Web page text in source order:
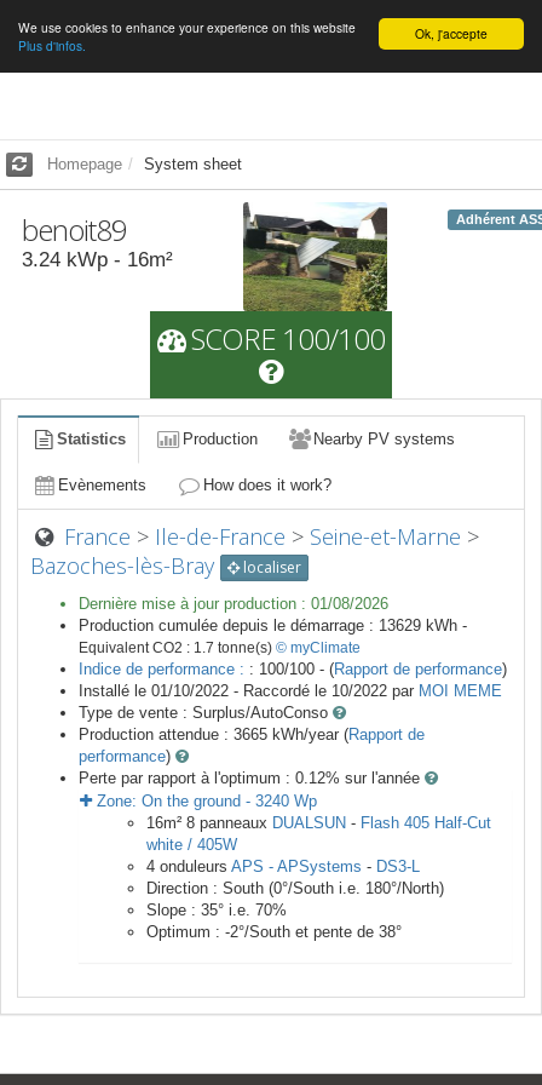
English Ok, j'accepte
We use cookies to enhance your experience on this website
Plus d'infos.
Homepage System sheet
benoit89
3.24 kWp - 16m²
Adhérent
SCORE 100/100
Statistics Production Nearby PV systems
Evènements How does it work?
France > Ile-de-France > Seine-et-Marne >
Bazoches-lès-Bray
localiser
Dernière mise à jour production : 01/08/2026
Production cumulée depuis le démarrage : 13629 kWh -
Equivalent CO2 : 1.7 tonne(s) © myClimate
Indice de performance : : 100/100 - (Rapport de performance)
Installé le 01/10/2022 - Raccordé le 10/2022 par MOI MEME
Type de vente : Surplus/AutoConso
Production attendue : 3665 kWh/year (Rapport de
performance)
Perte par rapport à l'optimum : 0.12% sur l'année
Zone: On the ground - 3240 Wp
16m² 8 panneaux DUALSUN - Flash 405 Half-Cut
white / 405W
4 onduleurs APS - APSystems - DS3-L
Direction : South (0°/South i.e. 180°/North)
Slope : 35° i.e. 70%
Optimum : -2°/South et pente de 38°